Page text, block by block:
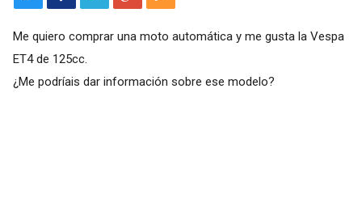
Me quiero comprar una moto automática y me gusta la Vespa
ET4 de 125cc.
¿Me podríais dar información sobre ese modelo?